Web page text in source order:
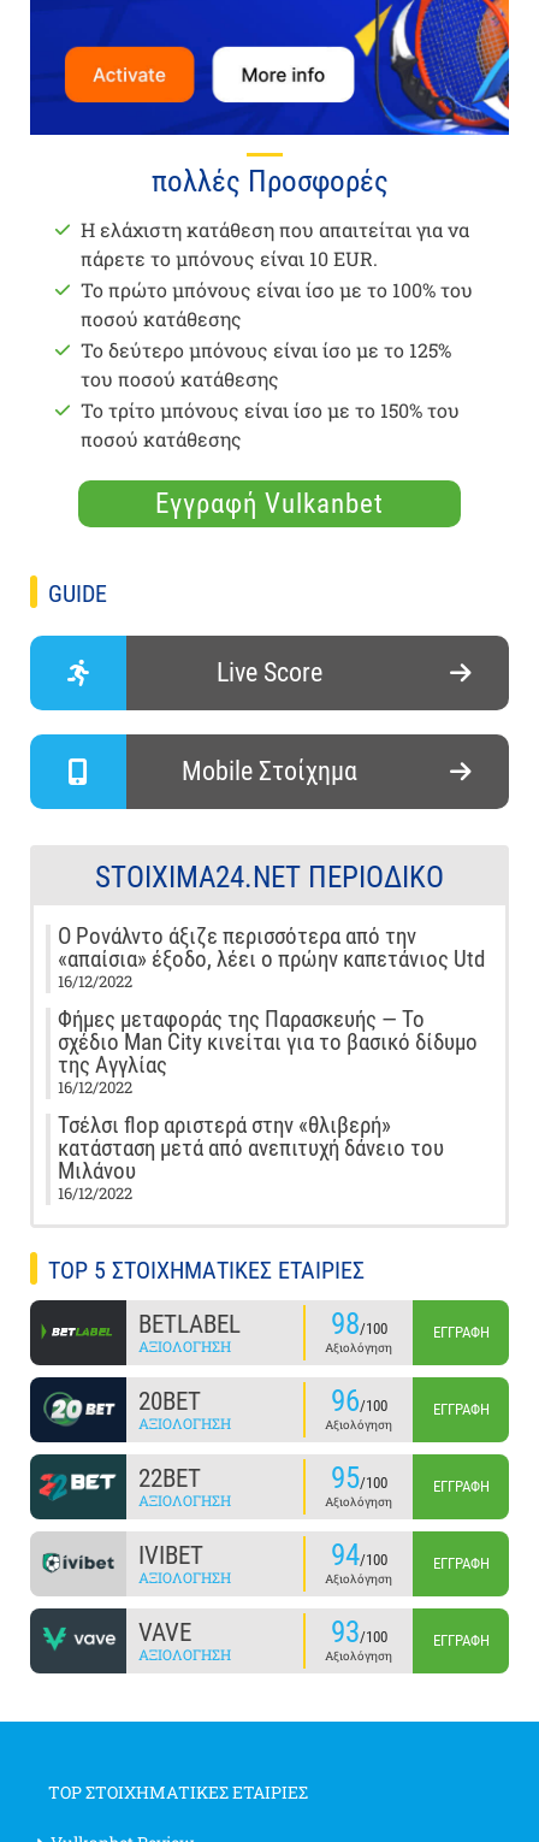
πολλές Προσφορές
Η ελάχιστη κατάθεση που απαιτείται για να
πάρετε το μπόνους είναι 10 EUR.
Το πρώτο μπόνους είναι ίσο με το 100% του
ποσού κατάθεσης
Το δεύτερο μπόνους είναι ίσο με το 125%
του ποσού κατάθεσης
Το τρίτο μπόνους είναι ίσο με το 150% του
ποσού κατάθεσης
Εγγραφή Vulkanbet
GUIDE
Live Score
Mobile Στοίχημα
STOIXIMA24.NET ΠΕΡΙΟΔΙΚΌ
Ο Ρονάλντο άξιζε περισσότερα από την
«απαίσια» έξοδο, λέει ο πρώην καπετάνιος Utd
16/12/2022
Φήμες μεταφοράς της Παρασκευής — Το
σχέδιο Man City κινείται για το βασικό δίδυμο
της Αγγλίας
16/12/2022
Τσέλσι flop αριστερά στην «θλιβερή»
κατάσταση μετά από ανεπιτυχή δάνειο του
Μιλάνου
16/12/2022
TOP 5 ΣΤΟΙΧΗΜΑΤΙΚΕΣ ΕΤΑΙΡΙΕΣ
BETLABEL
ΑΞΙΟΛΌΓΗΣΗ
98/100
Αξιολόγηση
ΕΓΓΡΑΦΉ
20BET
ΑΞΙΟΛΌΓΗΣΗ
96/100
Αξιολόγηση
ΕΓΓΡΑΦΉ
22BET
ΑΞΙΟΛΌΓΗΣΗ
95/100
Αξιολόγηση
ΕΓΓΡΑΦΉ
IVIBET
ΑΞΙΟΛΌΓΗΣΗ
94/100
Αξιολόγηση
ΕΓΓΡΑΦΉ
VAVE
ΑΞΙΟΛΌΓΗΣΗ
93/100
Αξιολόγηση
ΕΓΓΡΑΦΉ
TOP ΣΤΟΙΧΗΜΑΤΙΚΕΣ ΕΤΑΙΡΙΕΣ